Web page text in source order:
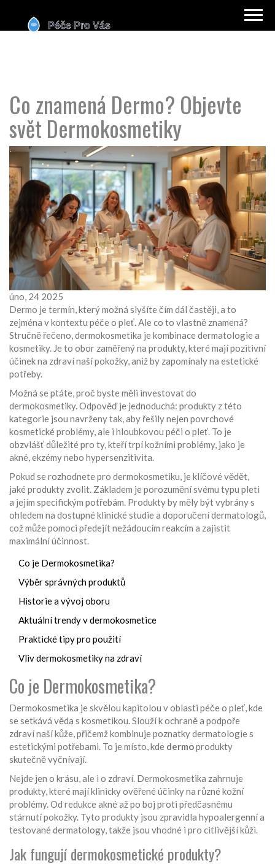
Co znamená Dermo? Objevte
svět Dermokosmetiky
úno, 24 2025
Dermo je termín, který možná slyšíte čím dál častěji, a to
zejména v kontextu péče o pleť. Ale co to vlastně znamená?
Stručně řečeno, dermokosmetika je kombinace dermatologie a
kosmetiky. Je to obor zaměřený na produkty, které mají pozitivní
účinek na zdraví naší pokožky, aniž by zapomínaly na estetické
potřeby.
Možná se ptáte, proč byste měli investovat do
dermokosmetiky. Odpověď je jednoduchá: produkty z této
kategorie jsou navrženy tak, aby řešily nejen povrchové
kosmetické problémy, ale i hloubkovou péči o pleť. To je
obzvlášť důležité pro ty, kteří trpí kožními problémy, jako je
akné, ekzémy nebo hypersenzitivita.
Pokud se rozhodnete pro dermokosmetiku, je klíčové vědět,
jaké produkty zvolit. Základem je porozumění svému typu pleti
a jejím specifickým potřebám. Produkty by měly být vybrány s
ohledem na dostupné klinické studie a doporučení dermatologů,
což může pomoci předejít nežádoucím reakcím a zajistit
maximální účinnost.
Co je Dermokosmetika?
Výběr správných produktů
Historie a vývoj oboru
Aktuální trendy v dermokosmetice
Praktické tipy pro použití
Vliv dermokosmetiky na zdraví
Co je Dermokosmetika?
Dermokosmetika je skvělou kapitolou v oblasti péče o pleť, kde
se setkává věda s kosmetikou. Slouží k ochraně a podpoře
zdraví naší kůže, přičemž kombinuje poznatky dermatologie s
estetickými potřebami. To je místo, kde dermoprodukty
skutečně vyčnívají.
Nejde jen o krásu, ale i o zdraví. Dermokosmetika zahrnuje
produkty, které mají klinicky ověřené účinky na různé kožní
problémy. Od redukce akné až po boj proti předčasnému
stárnutí pokožky. Tyto produkty jsou zpravidla hypoalergenní a
testované dermatology, takže jsou vhodné i pro citlivější kůži.
Jak fungují dermokosmetické produkty?